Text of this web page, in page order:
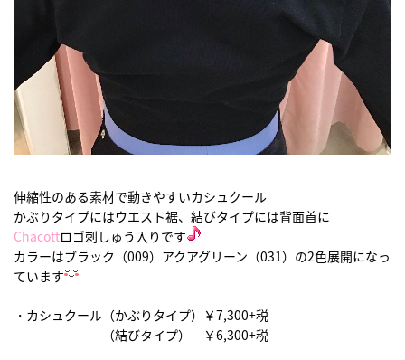
伸縮性のある素材で動きやすいカシュクール
かぶりタイプにはウエスト裾、結びタイプには背面首に
Chacottロゴ刺しゅう入りです
カラーはブラック（009）アクアグリーン（031）の2色展開になっ
ています
・カシュクール（かぶりタイプ）￥7,300+税
（結びタイプ） ￥6,300+税